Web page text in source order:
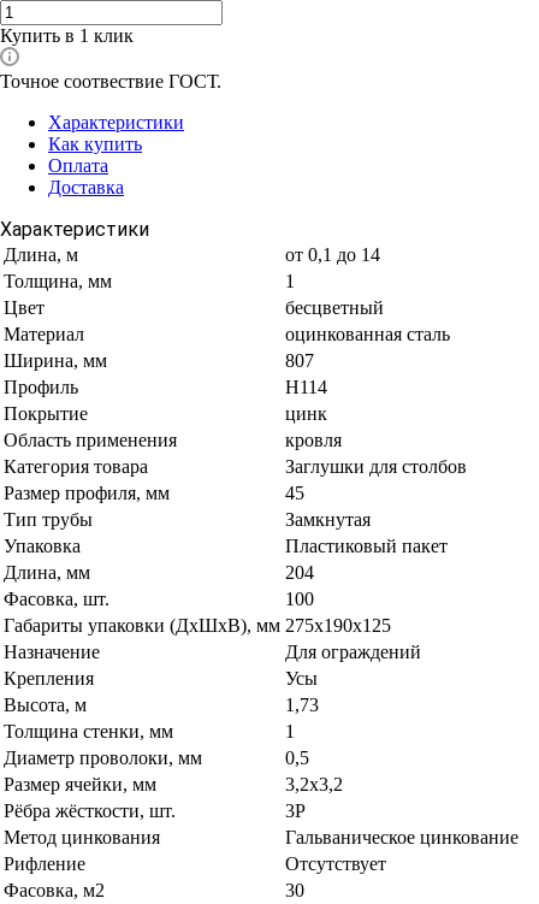
Купить в 1 клик
Точное соотвествие ГОСТ.
Характеристики
Как купить
Оплата
Доставка
Характеристики
Длина, м
от 0,1 до 14
Толщина, мм
1
Цвет
бесцветный
Материал
оцинкованная сталь
Ширина, мм
807
Профиль
H114
Покрытие
цинк
Область применения
кровля
Категория товара
Заглушки для столбов
Размер профиля, мм
45
Тип трубы
Замкнутая
Упаковка
Пластиковый пакет
Длина, мм
204
Фасовка, шт.
100
Габариты упаковки (ДхШхВ), мм 275х190х125
Назначение
Для ограждений
Крепления
Усы
Высота, м
1,73
Толщина стенки, мм
1
Диаметр проволоки, мм
0,5
Размер ячейки, мм
3,2х3,2
Рёбра жёсткости, шт.
3Р
Метод цинкования
Гальваническое цинкование
Рифление
Отсутствует
Фасовка, м2
30